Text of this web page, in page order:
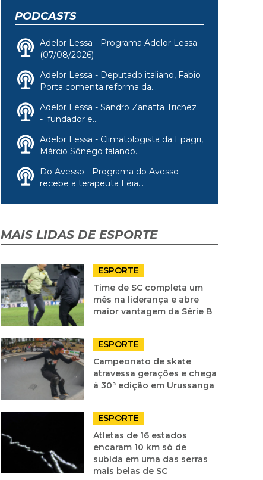
PODCASTS
Adelor Lessa - Programa Adelor Lessa
(07/08/2026)
Adelor Lessa - Deputado italiano, Fabio
Porta comenta reforma da...
Adelor Lessa - Sandro Zanatta Trichez
- fundador e...
Adelor Lessa - Climatologista da Epagri,
Márcio Sônego falando...
Do Avesso - Programa do Avesso
recebe a terapeuta Léia...
MAIS LIDAS DE ESPORTE
ESPORTE
Time de SC completa um
mês na liderança e abre
maior vantagem da Série B
ESPORTE
Campeonato de skate
atravessa gerações e chega
à 30ª edição em Urussanga
ESPORTE
Atletas de 16 estados
encaram 10 km só de
subida em uma das serras
mais belas de SC